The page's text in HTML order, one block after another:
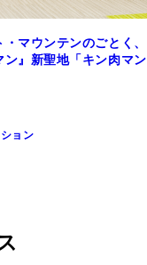
マウンテンのごとく、
』新聖地「キン肉マン
ョン